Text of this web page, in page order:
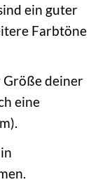
ein guter
Farbtöne
Größe deiner
eine